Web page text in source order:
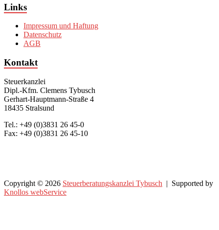
Links
Impressum und Haftung
Datenschutz
AGB
Kontakt
Steuerkanzlei
Dipl.-Kfm. Clemens Tybusch
Gerhart-Hauptmann-Straße 4
18435 Stralsund
Tel.: +49 (0)3831 26 45-0
Fax: +49 (0)3831 26 45-10
Copyright © 2026 Steuerberatungskanzlei Tybusch | Supported by
Knollos webService